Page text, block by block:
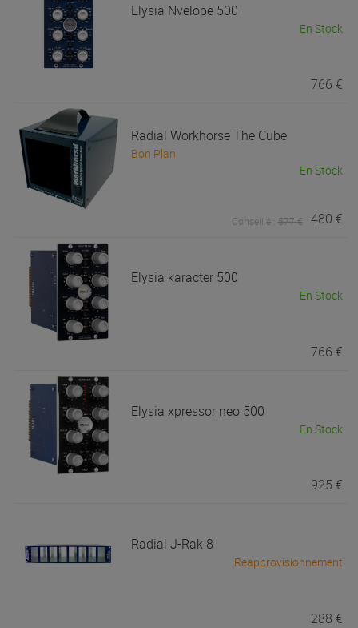
Elysia Nvelope 500
En Stock
766 €
RadialWorkhorse The Cube
Bon Plan
En Stock
Conseillé : 577 € 480 €
Elysia karacter 500
En Stock
766 €
Elysiaxpressor neo 500
En Stock
925 €
RadialJ-Rak 8
Réapprovisionnement
288 €